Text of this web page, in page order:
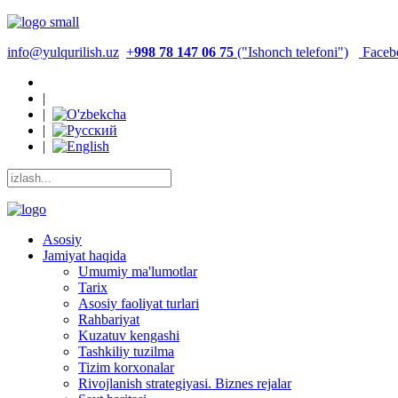
info@yulqurilish.uz +998 78 147 06 75 ("Ishonch telefoni")
|
|
|
|
Asosiy
Jamiyat haqida
Umumiy ma'lumotlar
Tarix
Asosiy faoliyat turlari
Rahbariyat
Kuzatuv kengashi
Tashkiliy tuzilma
Tizim korxonalar
Rivojlanish strategiyasi. Biznes rejalar